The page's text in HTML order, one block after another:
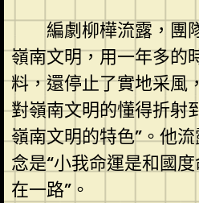
編劇柳樺流露，團
嶺南文明，用一年多的
料，還停止了實地采風
對嶺南文明的懂得折射
嶺南文明的特色”。他
念是“小我命運是和國
在一路”。